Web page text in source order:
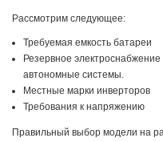
Рассмотрим следующее:
Требуемая емкость батареи
Резервное
автономные системы.
Местные марки инверторов
Требования к напряжению
Правильный выбор модели на